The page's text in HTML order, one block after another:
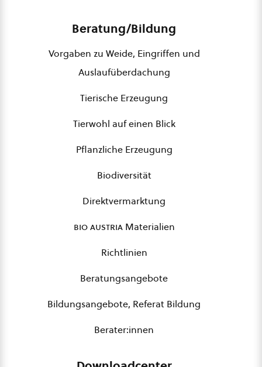
Beratung/Bildung
Vorgaben zu Weide, Eingriffen und
Auslaufüberdachung
Tierische Erzeugung
Tierwohl auf einen Blick
Pflanzliche Erzeugung
Biodiversität
Direktvermarktung
bio austriaMaterialien
Richtlinien
Beratungsangebote
Bildungsangebote, Referat Bildung
Berater:innen